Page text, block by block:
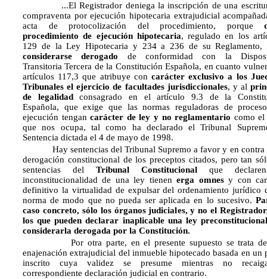
...El Registrador deniega la inscripción de una
compraventa por ejecución hipo­tecaria extrajudicial
acta de protocolización del proce­dimiento, porque 
procedimiento de ejecución hipotecaria, regulado en los
129 de la Ley Hipotecaria y 234 a 236 de su Reglamento,
considerarse
derogado de conformidad con la
Transitoria Tercera de la Constitución Española, en cuanto
artículos 117,3 que atribuye con carácter exclusivo a los
Tribunales el ejercicio de facultades jurisdiccionales, y al
de legalidadconsagrado en el artículo 9.3 de la
Española, que exige que las normas regu­ladoras de
ejecución tengancarácter de ley y no reglamentario como el
que nos ocupa, tal como ha declarado el Tribunal
Sentencia dictada el 4 de mayo de 1998.
Hay sentencias del Tribunal Supremo a favor y en contra
derogación constitucional de los preceptos citados, pero tan
sentencias del Tribunal Constitucional que
inconstitucionalidad de una ley tienenerga omnesy con
defi­nitivo la virtualidad de expulsar del ordenamiento jurídico
norma de modo que no pueda ser aplicada en lo sucesivo.
caso concreto, sólo los órganos judiciales, y no el
los que pueden declarar inaplicable una ley
considerarla derogada por la Constitución.
Por otra parte, en el presente supuesto se trata de
enajenación extrajudicial del inmueble hipotecado basada en un
inscrito cuya validez se presume mientras no
correspondiente declaración judicial en contrario.